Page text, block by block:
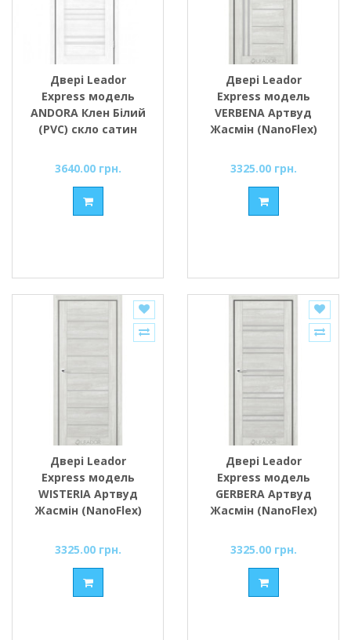
Двері Leador
Express модель
ANDORA Клен Білий
(PVC) скло сатин
3640.00 грн.
Двері Leador
Express модель
VERBENA Артвуд
Жасмін (NanoFlex)
чорне
3325.00 грн.
Двері Leador
Express модель
WISTERIA Артвуд
Жасмін (NanoFlex)
чорне
3325.00 грн.
Двері Leador
Express модель
GERBERA Артвуд
Жасмін (NanoFlex)
чорне
3325.00 грн.